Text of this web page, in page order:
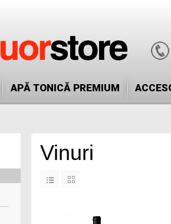
APĂ TONICĂ PREMIUM
Vinuri